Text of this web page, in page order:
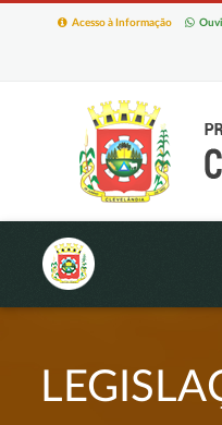
Acesso à Informação